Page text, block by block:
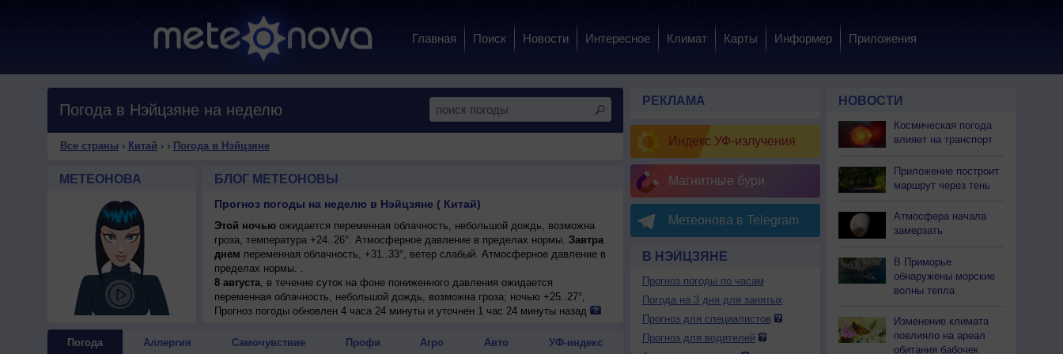
Главная Поиск Новости Интересное Климат Карты Информер Приложения
Погода в Нэйцзяне на неделю
Все страны › Китай › › Погода в Нэйцзяне
МЕТЕОНОВА БЛОГ МЕТЕОНОВЫ
Прогноз погоды на неделю в Нэйцзяне ( Китай)
Этой ночьюожидается переменная облачность, небольшой дождь, возможна
гроза, температура +24..26°. Атмосферное давление в пределах нормы. Завтра
днем переменная облачность, +31..33°, ветер слабый. Атмосферное давление в
пределах нормы. .
8 августа, в течение суток на фоне пониженного давления ожидается
переменная облачность, небольшой дождь, возможна гроза; ночью +25..27°,
днем +33..35°, ветер слабый.
Прогноз погоды обновлен 4 часа 24 минуты и уточнен 1 час 24 минуты назад
Погода Аллергия Самочувствие Профи Агро Авто УФ-индекс
РЕКЛАМА
Индекс УФ-излучения
Магнитные бури
Метеонова в Telegram
В НЭЙЦЗЯНЕ
Прогноз погоды по часам
Погода на 3 дня для занятых
Прогноз для специалистов
Прогноз для водителей
НОВОСТИ
Космическая погода
влияет на транспорт
Приложение построит
маршрут через тень
Атмосфера начала
замерзать
В Приморье
обнаружены морские
волны тепла
Изменение климата
повлияло на ареал
обитания бабочек